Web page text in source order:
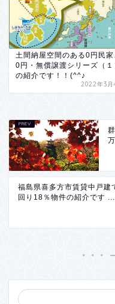
土間納屋空間のある0円民家
0円・無償譲渡シリーズ（１
の紹介です！！(^^♪
2022年3月
福島県喜多方市賃貸中戸建
回り18％物件の紹介です ...